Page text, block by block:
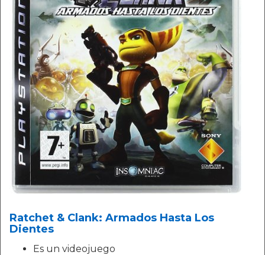
Ratchet & Clank: Armados Hasta Los
Dientes
Es un videojuego